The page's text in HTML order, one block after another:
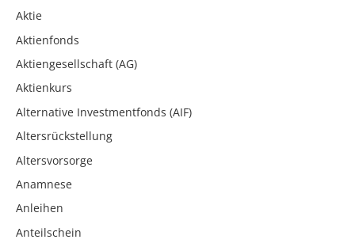
Aktie
Aktienfonds
Aktiengesellschaft (AG)
Aktienkurs
Alternative Investmentfonds (AIF)
Altersrückstellung
Altersvorsorge
Anamnese
Anleihen
Anteilschein